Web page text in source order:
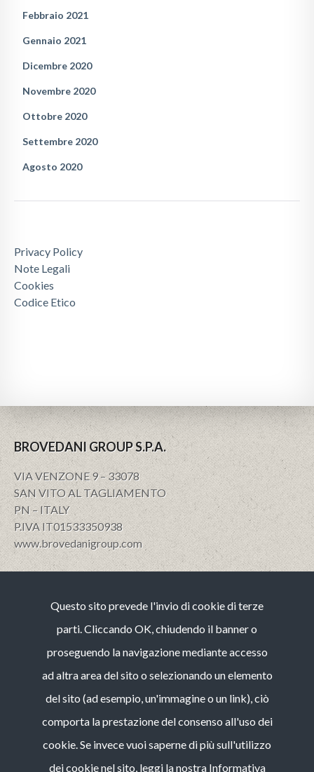
Febbraio 2021
Gennaio 2021
Dicembre 2020
Novembre 2020
Ottobre 2020
Settembre 2020
Agosto 2020
Privacy Policy
Note Legali
Cookies
Codice Etico
BROVEDANI GROUP S.P.A.
VIA VENZONE 9 – 33078
SAN VITO AL TAGLIAMENTO
PN – ITALY
P.IVA IT01533350938
www.brovedanigroup.com
Note Legali
Cookies
Whistleblowing (guida operativa)
Bilancio di Sostenibilità
CONTACT
fax :+39 0434 84 95 64
Questo sito prevede l'invio di cookie di terze
parti. Cliccando OK, chiudendo il banner o
proseguendo la navigazione mediante accesso
ad altra area del sito o selezionando un elemento
del sito (ad esempio, un'immagine o un link), ciò
comporta la prestazione del consenso all'uso dei
cookie. Se invece vuoi saperne di più sull'utilizzo
dei cookie nel sito, leggi la nostra Informativa